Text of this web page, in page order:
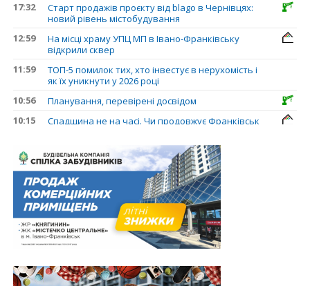
17:32
Старт продажів проєкту від blago в Чернівцях:
новий рівень містобудування
12:59
На місці храму УПЦ МП в Івано-Франківську
відкрили сквер
11:59
ТОП-5 помилок тих, хто інвестує в нерухомість і
як їх уникнути у 2026 році
10:56
Планування, перевірені досвідом
10:15
Спадщина не на часі. Чи продовжує Франківськ
31.07.2026
13:35
У Франківську анонсували новий житловий
масив «Надрічний»
30.07.2026
15:01
Ринок житла зміщується на захід: Франківськ —
серед лідерів за зростанням цін на новобудови
Панчишин про спадщину, забудову та
майбутнє міста